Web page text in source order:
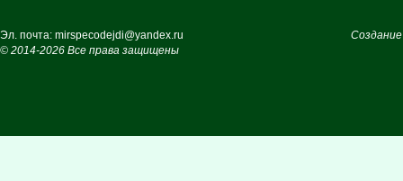
Эл. почта: mirspecodejdi@yandex.ru
© 2014-2026 Все права защищены